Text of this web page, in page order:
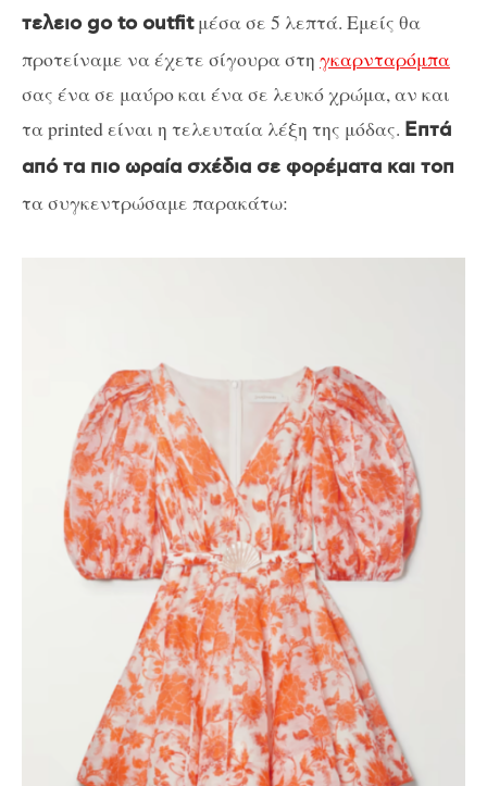
τελειο go to outfitμέσα σε 5 λεπτά. Εμείς θα
προτείναμε να έχετε σίγουρα στη γκαρνταρόμπα
σας ένα σε μαύρο και ένα σε λευκό χρώμα, αν και
τα printed είναι η τελευταία λέξη της μόδας. Επτά
από τα πιο ωραία σχέδια σε φορέματα και τοπ
τα συγκεντρώσαμε παρακάτω: